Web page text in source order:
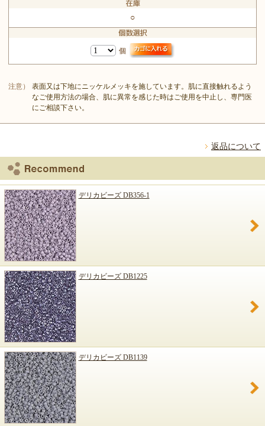
○
個
注意）
表面又は下地にニッケルメッキを施しています。肌に直接触れるよう
なご使用方法の場合、肌に異常を感じた時はご使用を中止し、専門医
にご相談下さい。
返品について
デリカビーズ DB356-1
デリカビーズ DB1225
デリカビーズ DB1139